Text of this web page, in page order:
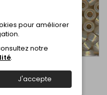
pour améliorer
notre
.
J'accepte